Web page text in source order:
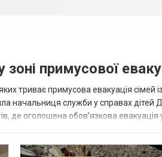
примусової
триває примусова евакуація
начальниця служби у справах
де оголошена обов’язкова